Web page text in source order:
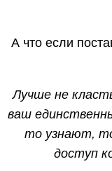
А что если
Лучше не
ваш
то узнают,
доступ